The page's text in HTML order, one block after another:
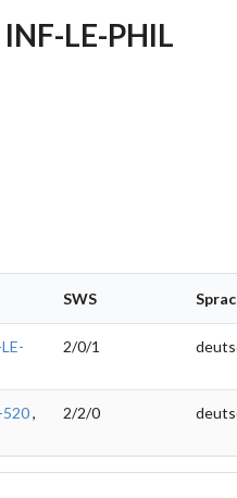
LE-PHIL
SWS
2/0/1
520,
2/2/0